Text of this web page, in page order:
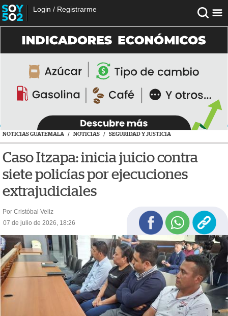
Login / Registrarme
NOTICIAS GUATEMALA / NOTICIAS / SEGURIDAD Y JUSTICIA
Caso Itzapa: inicia juicio contra
siete policías por ejecuciones
extrajudiciales
Por Cristóbal Veliz
07 de julio de 2026, 18:26